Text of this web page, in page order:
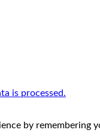
is processed.
by remembering